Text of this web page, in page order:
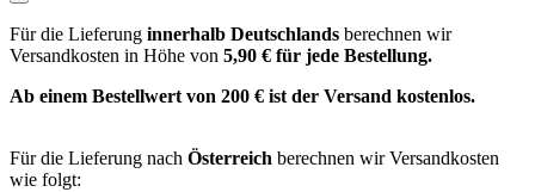
Für die Lieferung innerhalb Deutschlands berechnen wir
Versandkosten in Höhe von 5,90 € für jede Bestellung.
Ab einem Bestellwert von 200 € ist der Versand kostenlos.
Für die Lieferung nach Österreich berechnen wir Versandkosten
wie folgt: